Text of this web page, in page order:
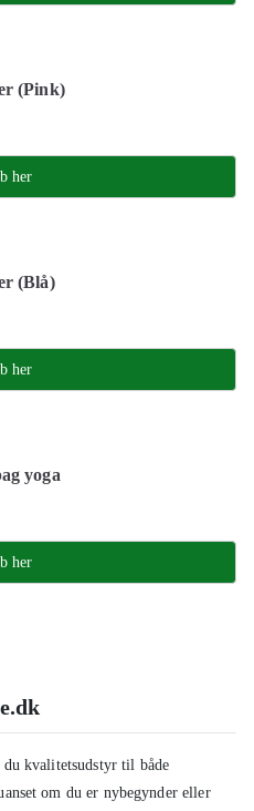
(Pink)
her
(Blå)
her
yoga
her
kvalitetsudstyr til både
om du er nybegynder eller